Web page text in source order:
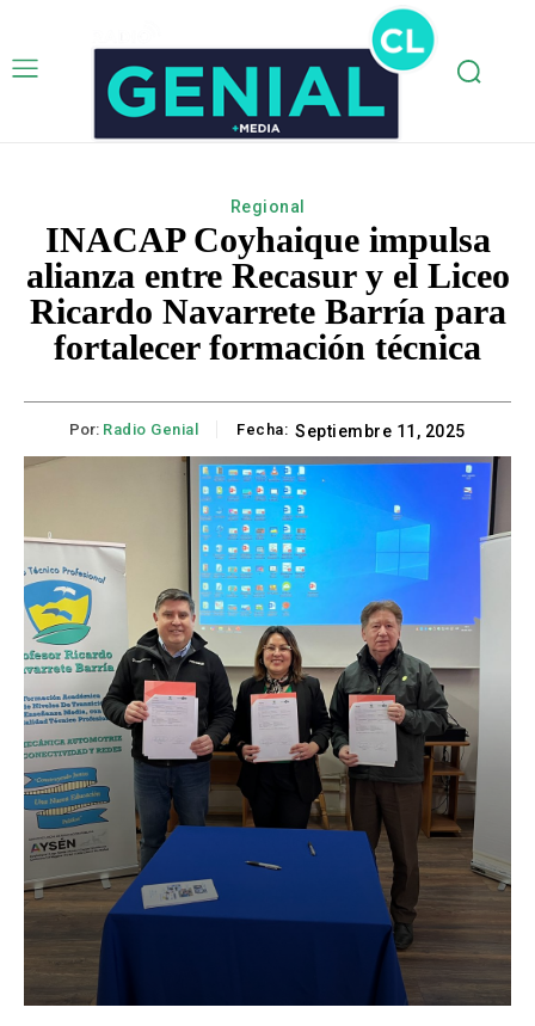
Regional
INACAP Coyhaique impulsa
alianza entre Recasur y el Liceo
Ricardo Navarrete Barría para
fortalecer formación técnica
Por: Radio Genial Fecha: Septiembre 11, 2025